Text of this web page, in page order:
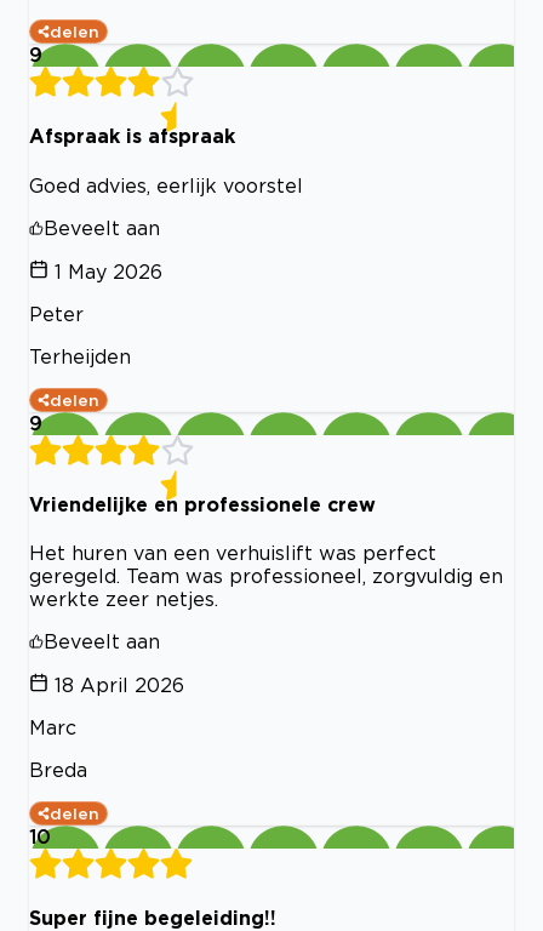
delen
9
Afspraak is afspraak
Goed advies, eerlijk voorstel
Beveelt aan
1 May 2026
Peter
Terheijden
delen
9
Vriendelijke en professionele crew
Het huren van een verhuislift was perfect
geregeld. Team was professioneel, zorgvuldig en
werkte zeer netjes.
Beveelt aan
18 April 2026
Marc
Breda
delen
10
Super fijne begeleiding!!